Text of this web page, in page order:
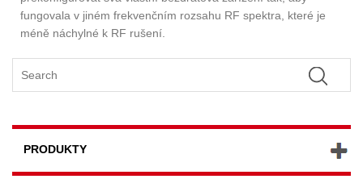
fungovala v jiném frekvenčním rozsahu RF spektra, které je
méně náchylné k RF rušení.
PRODUKTY